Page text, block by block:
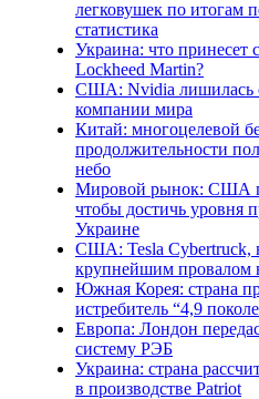
легковушек по итогам
статистика
Украина: что принесет
Lockheed Martin?
США: Nvidia лишилась
компании мира
Китай: многоцелевой
продолжительности
небо
Мировой рынок: США
чтобы достичь уровня
Украине
США: Tesla Cybertruck,
крупнейшим провалом
Южная Корея: страна
истребитель “4,9
Европа: Лондон
систему РЭБ
Украина: страна
в производстве Patriot